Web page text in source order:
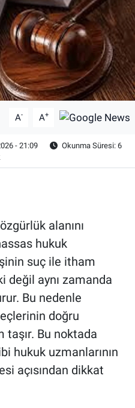
A- A+
- 21:09
Okunma Süresi: 6
alanını
hukuk
suç ile itham
değil aynı zamanda
Bu nedenle
doğru
Bu noktada
hukuk uzmanlarının
açısından dikkat